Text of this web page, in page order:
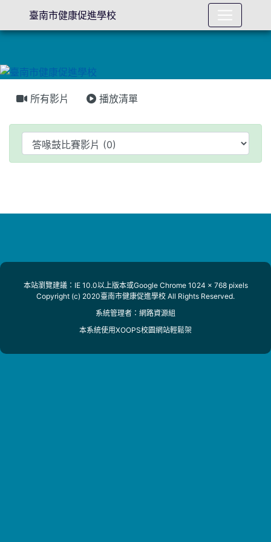
所有影片 播放清單
Video List
本站瀏覽建議：IE 10.0以上版本或Google Chrome 1024 x 768 pixels
Copyright (c) 2020臺南市健康促進學校 All Rights Reserved.
系統管理者： 網路資源組
本系統使用XOOPS校園網站輕鬆架
臺南市健康促進學校